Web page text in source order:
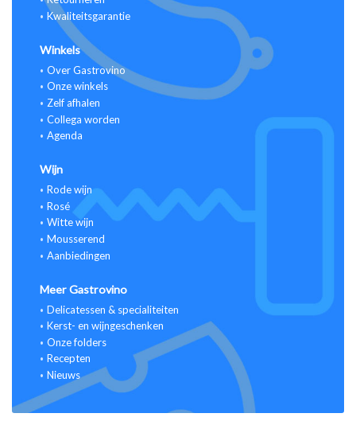
Kwaliteitsgarantie
Winkels
Over Gastrovino
Onze winkels
Zelf afhalen
Collega worden
Agenda
Wijn
Rode wijn
Rosé
Witte wijn
Mousserend
Aanbiedingen
Meer Gastrovino
Delicatessen & specialiteiten
Kerst- en wijngeschenken
Onze folders
Recepten
Nieuws